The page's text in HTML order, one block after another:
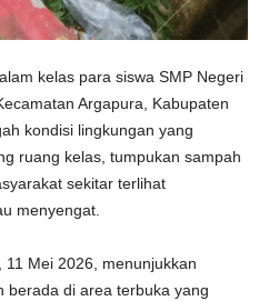
kelas para siswa SMP Negeri
Argapura, Kabupaten
kondisi lingkungan yang
ruang kelas, tumpukan sampah
sekitar terlihat
menyengat.
Mei 2026, menunjukkan
berada di area terbuka yang